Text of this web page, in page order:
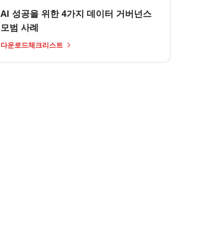
AI 성공을 위한 4가지 데이터 거버넌스
모범 사례
다운로드체크리스트